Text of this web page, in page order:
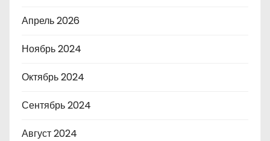
Апрель 2026
Ноябрь 2024
Октябрь 2024
Сентябрь 2024
Август 2024